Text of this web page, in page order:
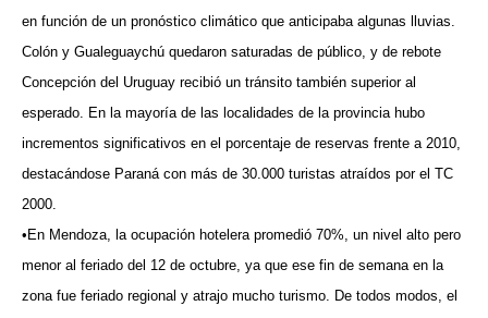
en función de un pronóstico climático que anticipaba algunas lluvias.
Colón y Gualeguaychú quedaron saturadas de público, y de rebote
Concepción del Uruguay recibió un tránsito también superior al
esperado. En la mayoría de las localidades de la provincia hubo
incrementos significativos en el porcentaje de reservas frente a 2010,
destacándose Paraná con más de 30.000 turistas atraídos por el TC
2000.
•En Mendoza, la ocupación hotelera promedió 70%, un nivel alto pero
menor al feriado del 12 de octubre, ya que ese fin de semana en la
zona fue feriado regional y atrajo mucho turismo. De todos modos, el